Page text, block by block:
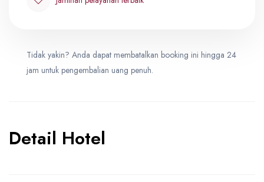
Double
IDR 37,900,000
Tidak yakin? Anda dapat membatalkan booking ini hingga 24
jam untuk pengembalian uang penuh.
Detail Hotel